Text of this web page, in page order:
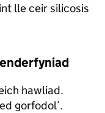
lle ceir silicosis
hawliad.
gorfodol’.